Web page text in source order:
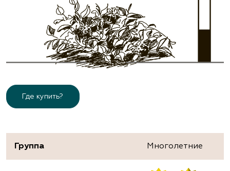
Где купить?
Группа Многолетние